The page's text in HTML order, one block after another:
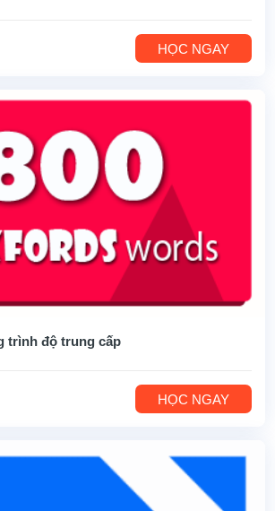
HỌC NGAY
trình độ trung cấp
HỌC NGAY